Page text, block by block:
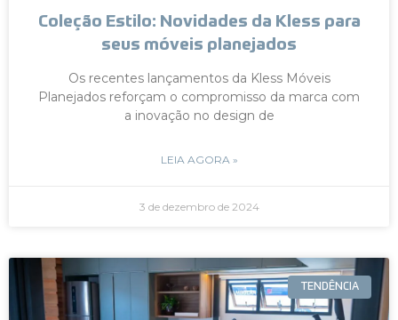
Coleção Estilo: Novidades da Kless para
seus móveis planejados
Os recentes lançamentos da Kless Móveis
Planejados reforçam o compromisso da marca com
a inovação no design de
LEIA AGORA »
3 de dezembro de 2024
TENDÊNCIA